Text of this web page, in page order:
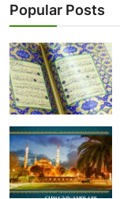
Popular Posts